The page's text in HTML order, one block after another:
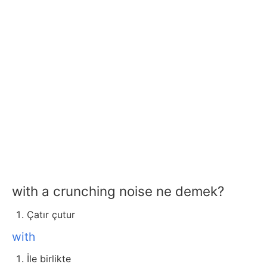
with a crunching noise ne demek?
Çatır çutur
with
İle birlikte